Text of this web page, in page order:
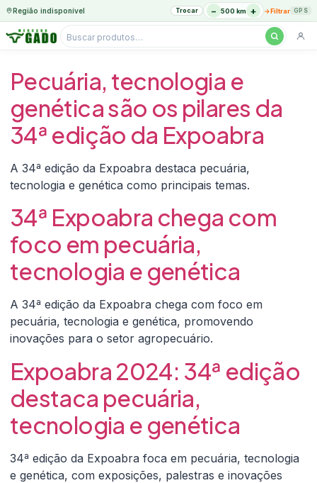
Região indisponível Trocar − 500 km + →Filtrar GPS
Pesquisar
para
conteúdo
Pecuária, tecnologia e
genética são os pilares da
34ª edição da Expoabra
A 34ª edição da Expoabra destaca pecuária,
tecnologia e genética como principais temas.
34ª Expoabra chega com
foco em pecuária,
tecnologia e genética
A 34ª edição da Expoabra chega com foco em
pecuária, tecnologia e genética, promovendo
inovações para o setor agropecuário.
Expoabra 2024: 34ª edição
destaca pecuária,
tecnologia e genética
34ª edição da Expoabra foca em pecuária, tecnologia
e genética, com exposições, palestras e inovações